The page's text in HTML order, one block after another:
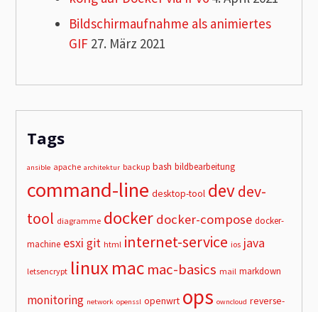
Bildschirmaufnahme als animiertes
GIF 27. März 2021
Tags
ansible apache architektur backup bash bildbearbeitung
command-line desktop-tool devdev-
tool diagramme docker docker-compose docker-
machine esxi git html internet-service ios java
letsencrypt linuxmac mac-basics mail markdown
monitoring network openssl openwrt ops owncloud reverse-